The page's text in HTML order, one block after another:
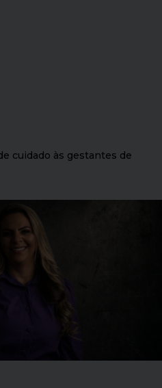
cuidado às gestantes de